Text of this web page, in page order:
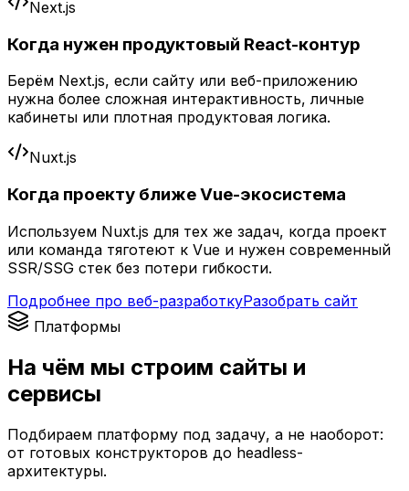
Next.js
Когда нужен продуктовый React-контур
Берём Next.js, если сайту или веб-приложению
нужна более сложная интерактивность, личные
кабинеты или плотная продуктовая логика.
Nuxt.js
Когда проекту ближе Vue-экосистема
Используем Nuxt.js для тех же задач, когда проект
или команда тяготеют к Vue и нужен современный
SSR/SSG стек без потери гибкости.
Подробнее про веб-разработкуРазобрать сайт
Платформы
На чём мы строим сайты и
сервисы
Подбираем платформу под задачу, а не наоборот:
от готовых конструкторов до headless-
архитектуры.